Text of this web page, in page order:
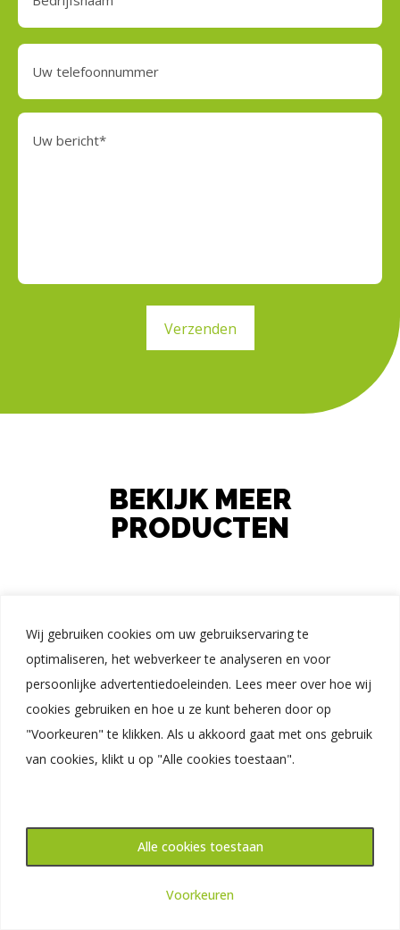
Plan een online demo in
powered by Calendly
Wij gebruiken cookies om uw gebruikservaring te
optimaliseren, het webverkeer te analyseren en voor
persoonlijke advertentiedoeleinden. Lees meer over hoe wij
cookies gebruiken en hoe u ze kunt beheren door op
"Voorkeuren" te klikken. Als u akkoord gaat met ons gebruik
van cookies, klikt u op "Alle cookies toestaan".
Voorkeuren
Alle cookies toestaan
Verzenden
BEKIJK MEER
PRODUCTEN
maken? Steeds vaker worden er prachtige schermen
toegepast en de vraag naar kwalitatieve oplossingen
neemt toe.